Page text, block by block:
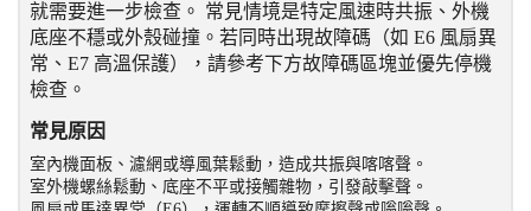
就需要進一步檢查。 常見情境是特定風速時共振、外機
底座不穩或外殼碰撞。若同時出現故障碼（如 E6 風扇異
常、E7 高溫保護），請參考下方故障碼區塊並優先停機
檢查。
常見原因
室內機面板、濾網或導風葉鬆動，造成共振與喀喀聲。
室外機螺絲鬆動、底座不平或接觸雜物，引發敲擊聲。